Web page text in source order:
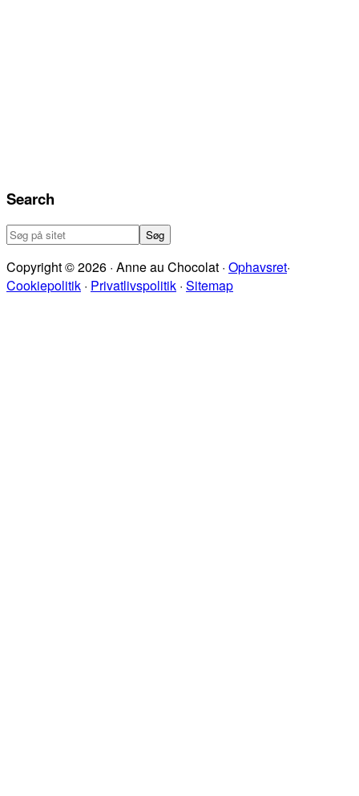
Search
Søg
sitet
Copyright © 2026 · Anne au Chocolat · Ophavsret·
Cookiepolitik · Privatlivspolitik · Sitemap